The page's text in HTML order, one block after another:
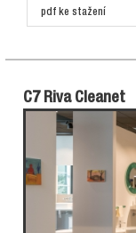
pdf ke stažení
C7 Riva Cleanet